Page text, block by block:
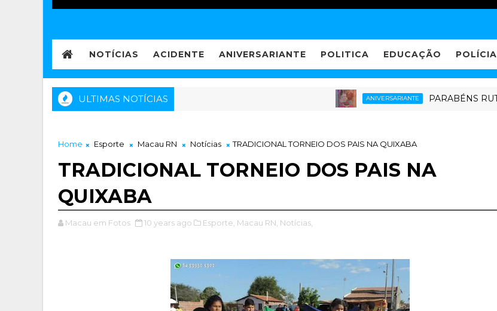
NOTÍCIAS ACIDENTE ANIVERSARIANTE POLITICA EDUCAÇÃO POLÍCIA
ULTIMAS NOTÍCIAS ANIVERSARIANTE PARABÉNS RUTH 6.0
Home Esporte Macau RN Notícias TRADICIONAL TORNEIO DOS PAIS NA QUIXABA
TRADICIONAL TORNEIO DOS PAIS NA
QUIXABA
Macau em Fotos 10 years ago Esporte, Macau RN, Notícias,